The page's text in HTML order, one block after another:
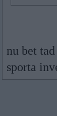
nu bet
sporta